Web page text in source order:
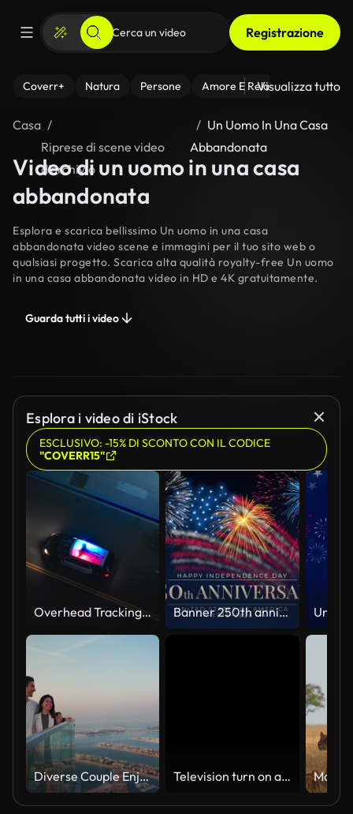
Registrazione
Coverr+ Natura Persone Amore E Relazioni Il
Visualizza tutto
Casa
Riprese di scene video
d’archivio
Un Uomo In Una Casa
Abbandonata
Video di un uomo in una casa
abbandonata
Esplora e scarica bellissimo Un uomo in una casa
abbandonata video scene e immagini per il tuo sito web o
qualsiasi progetto. Scarica alta qualità royalty-free Un uomo
in una casa abbandonata video in HD e 4K gratuitamente.
Guarda tutti i video
Esplora i video di iStock
ESCLUSIVO: -15% DI SCONTO CON IL CODICE
"COVERR15"
Overhead Tracking Drone Shot of a Police Car Driving on a City Street with Lights On at Night Banner 250th anniversary of the USA. 250 years of independence. 4th of july 2026 usa independence day, video greeting card. US flag fireworks on blue sky background. Fourth of july. 4k seamless loop
Diverse Couple Enjoying Sunset Views from High Rise Sky Deck Overlooking Palm Jumeirah Television turn on and off. Switch on tv effect, switch off tv effect. Turn on Lcd TV effect, turn off TV effect . Led Tv on and off on black background